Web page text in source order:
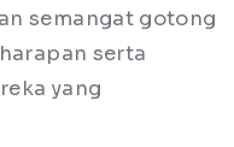
semangat gotong
serta
yang